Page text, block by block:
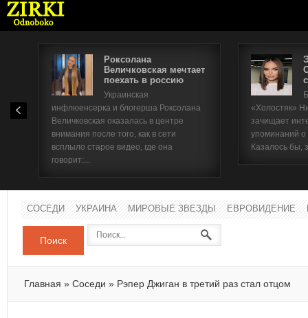
Роксолана
Величковская мечтает
поехать в россию
Украинская
инфлюенсерка и блогерша Роксолана
Величковская оказалась в центре
внимания после того, как в сети
всплыло старое видео, где она
говорит:...
«Холостяк»
зачищает
упоминаний
Казалось бы,
СОСЕДИ УКРАИНА МИРОВЫЕ ЗВЕЗДЫ ЕВРОВИДЕНИЕ
Поиск
Главная » Соседи » Рэпер Джиган в третий раз стал отцом
Имя